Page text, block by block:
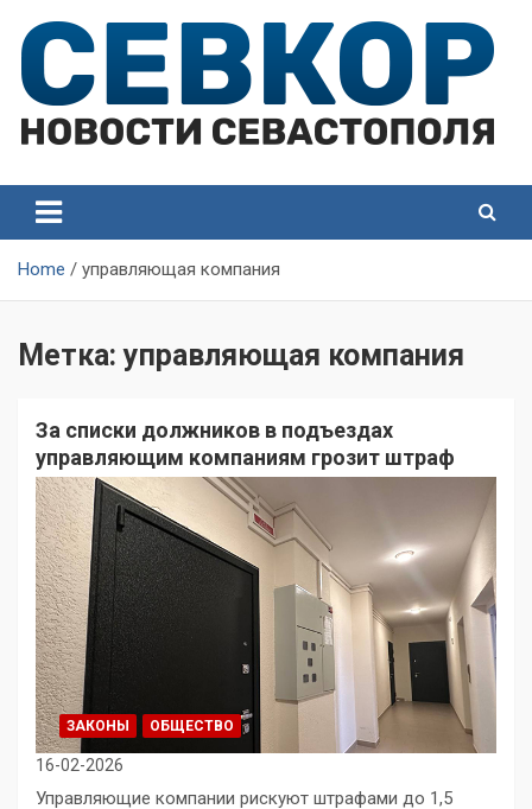
content
Севастополя
Севастополя
Home управляющая компания
Метка:управляющая компания
За списки должников в подъездах
управляющим компаниям грозит штраф
ЗАКОНЫ ОБЩЕСТВО
16-02-2026
Управляющие компании рискуют штрафами до 1,5